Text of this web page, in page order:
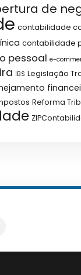
de
contabilidade
contabilidade
pessoal e-
IBS Legislação
Reforma